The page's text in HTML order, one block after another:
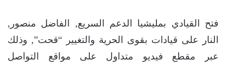
فتح القيادي بمليشيا الدعم السريع, الفاضل منصور,
النار على قيادات بقوى الحرية والتغيير “قحت”, وذلك
عبر مقطع فيديو متداول على مواقع التواصل